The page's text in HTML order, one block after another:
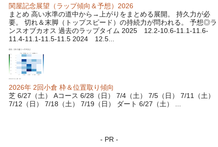
関屋記念展望（ラップ傾向＆予想）2026
まとめ 高い水準の道中から→上がりをまとめる展開。 持久力が必
要。 切れ＆末脚（トップスピード）の持続力が問われる。 予想◎ラ
ンスオブカオス 過去のラップタイム 2025 12.2-10.6-11.1-11.6-
11.4-11.1-11.5-11.5 2024 12.5...
2026年 2回小倉 枠＆位置取り傾向
芝 6/27（土） Aコース 6/28（日） 7/4（土） 7/5（日） 7/11（土）
7/12（日） 7/18（土） 7/19（日） ダート 6/27（土） ...
- PR -